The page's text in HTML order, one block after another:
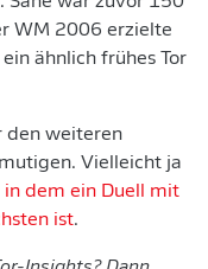
WM 2006 erzielte
ähnlich frühes Tor
den weiteren
Vielleicht ja
in dem ein Duell mit
ist.